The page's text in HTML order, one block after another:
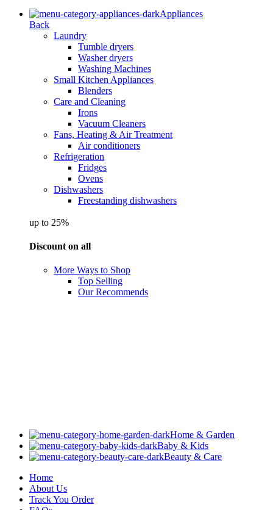
Appliances
Back
Laundry
Tumble dryers
Washer dryers
Washing Machines
Small Kitchen Appliances
Blenders
Care and Cleaning
Irons
Vacuum Cleaners
Fans, Heating & Air Treatment
Air conditioners
Refrigeration
Fridges
Ovens
Dishwashers
Freestanding dishwashers
up to 25%
Discount on all
More Ways to Shop
Top Selling
Our Recommends
Home & Garden
Baby & Kids
Beauty & Care
Home
About Us
Track You Order